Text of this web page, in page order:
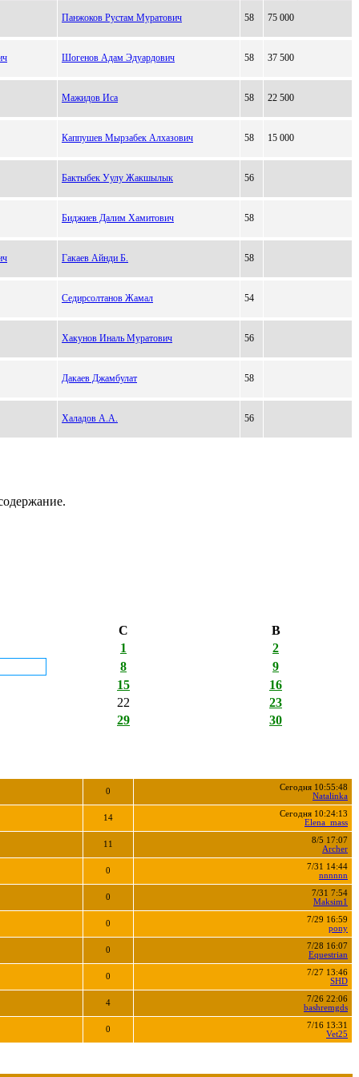
Панжоков Рустам Муратович 58 75 000
Шогенов Адам Эдуардович 58 37 500
Мажидов Иса 58 22 500
Каппушев Мырзабек Алхазович 58 15 000
Бактыбек Уулу Жакшылык 56
Биджиев Далим Хамитович 58
Гакаев Айнди Б. 58
Седирсолтанов Жамал 54
Хакунов Иналь Муратович 56
Дакаев Джамбулат 58
Халадов А.А. 56
С
В
1
2
8
9
15
16
22
23
29
30
0
Сегодня 10:55:48
Natalinka
14
Сегодня 10:24:13
Elena_mass
11
8/5 17:07
Archer
0
7/31 14:44
nnnnnn
0
7/31 7:54
Maksim1
0
7/29 16:59
pony
0
7/28 16:07
Equestrian
0
7/27 13:46
SHD
4
7/26 22:06
bashremgds
0
7/16 13:31
Vet25